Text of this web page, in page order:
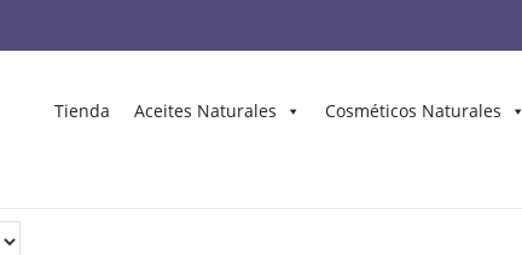
Tienda Aceites Naturales Cosméticos Naturales